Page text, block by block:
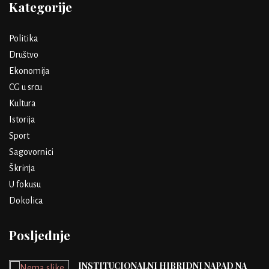
Kategorije
Politika
Društvo
Ekonomija
CG u srcu
Kultura
Istorija
Sport
Sagovornici
Škrinja
U fokusu
Dokolica
Posljednje
INSTITUCIONALNI HIBRIDNI NAPAD NA